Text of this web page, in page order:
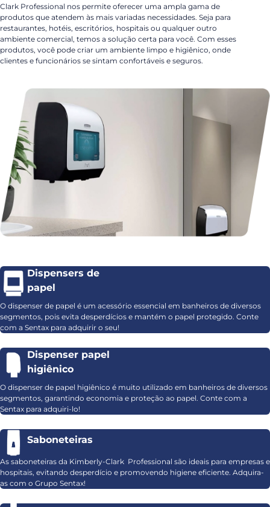
Clark Professional nos permite oferecer uma ampla gama de
produtos que atendem às mais variadas necessidades. Seja para
restaurantes, hotéis, escritórios, hospitais ou qualquer outro
ambiente comercial, temos a solução certa para você. Com esses
produtos, você pode criar um ambiente limpo e higiênico, onde
clientes e funcionários se sintam confortáveis e seguros.
Dispensers de
papel
O dispenser de papel é um acessório essencial em banheiros de diversos
segmentos, pois evita desperdícios e mantém o papel protegido. Conte
com a Sentax para adquirir o seu!
Dispenser papel
higiênico
O dispenser de papel higiênico é muito utilizado em banheiros de diversos
segmentos, garantindo economia e proteção ao papel. Conte com a
Sentax para adquiri-lo!
Saboneteiras
As saboneteiras da Kimberly-Clark Professional são ideais para empresas e
hospitais, evitando desperdício e promovendo higiene eficiente. Adquira-
as com o Grupo Sentax!